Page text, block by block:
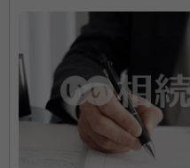
神奈川行政書士会